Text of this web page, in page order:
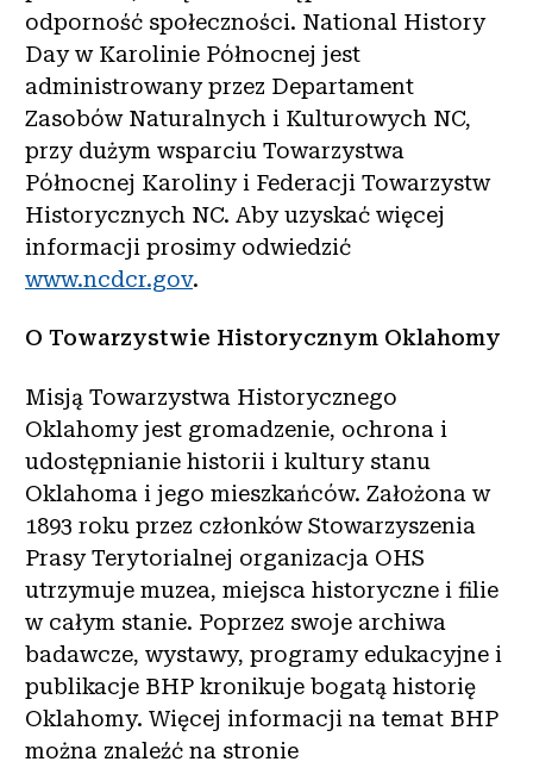
odporność społeczności. National History
Day w Karolinie Północnej jest
administrowany przez Departament
Zasobów Naturalnych i Kulturowych NC,
przy dużym wsparciu Towarzystwa
Północnej Karoliny i Federacji Towarzystw
Historycznych NC. Aby uzyskać więcej
informacji prosimy odwiedzić
www.ncdcr.gov.
O Towarzystwie Historycznym Oklahomy
Misją Towarzystwa Historycznego
Oklahomy jest gromadzenie, ochrona i
udostępnianie historii i kultury stanu
Oklahoma i jego mieszkańców. Założona w
1893 roku przez członków Stowarzyszenia
Prasy Terytorialnej organizacja OHS
utrzymuje muzea, miejsca historyczne i filie
w całym stanie. Poprzez swoje archiwa
badawcze, wystawy, programy edukacyjne i
publikacje BHP kronikuje bogatą historię
Oklahomy. Więcej informacji na temat BHP
można znaleźć na stronie